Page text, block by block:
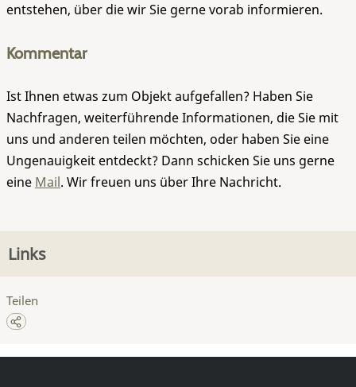
entstehen, über die wir Sie gerne vorab informieren.
Kommentar
Ist Ihnen etwas zum Objekt aufgefallen? Haben Sie
Nachfragen, weiterführende Informationen, die Sie mit
uns und anderen teilen möchten, oder haben Sie eine
Ungenauigkeit entdeckt? Dann schicken Sie uns gerne
eine Mail. Wir freuen uns über Ihre Nachricht.
Links
Teilen